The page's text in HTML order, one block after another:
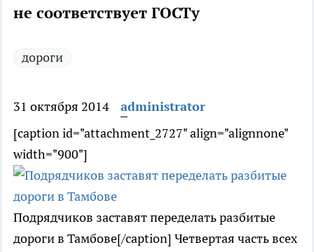
не соответствует ГОСТу
дороги
31 октября 2014
administrator
[caption id="attachment_2727" align="alignnone"
width="900"]
Подрядчиков заставят переделать разбитые
дороги в Тамбове[/caption] Четвертая часть всех